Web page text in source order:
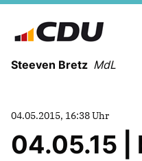
Steeven Bretz MdL
04.05.2015, 16:38 Uhr
04.05.15 |